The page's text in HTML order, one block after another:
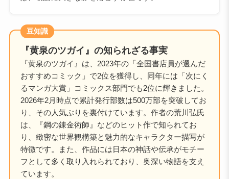
豆知識
『黄泉のツガイ』の知られざる事実
『黄泉のツガイ』は、2023年の「全国書店員が選んだ
おすすめコミック」で2位を獲得し、同年には「次にく
るマンガ大賞」コミックス部門でも2位に輝きました。
2026年2月時点で累計発行部数は500万部を突破してお
り、その人気ぶりを裏付けています。作者の荒川弘氏
は、『鋼の錬金術師』などのヒット作で知られてお
り、緻密な世界観構築と魅力的なキャラクター描写が
特徴です。また、作品には日本の神話や伝承がモチー
フとして多く取り入れられており、奥深い物語を支え
ています。